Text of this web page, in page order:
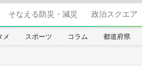
そなえる防災・減災 政治スクエア
メ スポーツ コラム 都道府県